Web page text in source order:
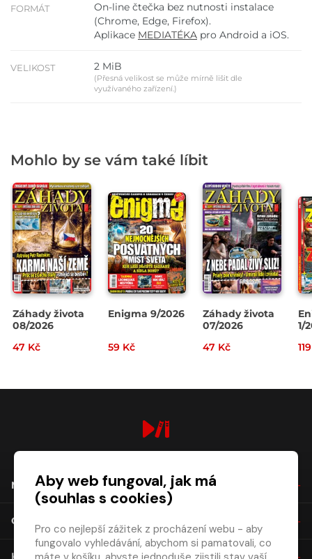
FORMÁT
On-line čtečka bez nutnosti instalace
(Chrome, Edge, Firefox).
Aplikace MEDIATÉKA pro Android a iOS.
VELIKOST 2 MiB
(Přesná velikost se může mírně lišit dle
využívaného zařízení.)
Mohlo by se vám také líbit
Záhady života
08/2026
47 Kč
Enigma 9/2026
59 Kč
Záhady života
07/2026
47 Kč
1/
NÁKUP
O SPOLEČNOSTI
Aby web fungoval, jak má
(souhlas s cookies)
Pro co nejlepší zážitek z procházení webu - aby
fungovalo vyhledávání, abychom si pamatovali, co